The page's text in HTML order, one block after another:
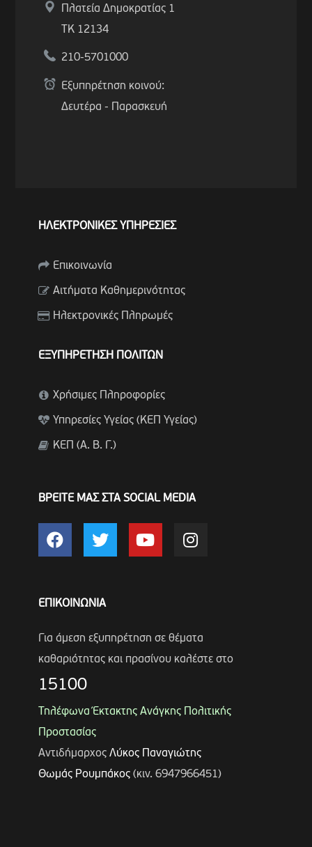
Πλατεία Δημοκρατίας 1
ΤΚ 12134
210-5701000
Εξυπηρέτηση κοινού:
Δευτέρα - Παρασκευή
ΗΛΕΚΤΡΟΝΙΚΕΣ ΥΠΗΡΕΣΙΕΣ
Επικοινωνία
Αιτήματα Καθημερινότητας
Ηλεκτρονικές Πληρωμές
ΕΞΥΠΗΡΕΤΗΣΗ ΠΟΛΙΤΩΝ
Χρήσιμες Πληροφορίες
Υπηρεσίες Υγείας (ΚΕΠ Υγείας)
ΚΕΠ (Α. Β. Γ.)
ΒΡΕΙΤΕ ΜΑΣ ΣΤΑ SOCIAL MEDIA
ΕΠΙΚΟΙΝΩΝΙΑ
Για άμεση εξυπηρέτηση σε θέματα
καθαριότητας και πρασίνου καλέστε στο
15100
Τηλέφωνα Έκτακτης Ανάγκης Πολιτικής
Προστασίας
Αντιδήμαρχος Λύκος Παναγιώτης
Θωμάς Ρουμπάκος(κιν. 6947966451)